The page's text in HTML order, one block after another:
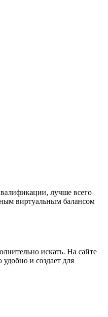
лучше всего
виртуальным балансом
искать. На сайте
и создает для